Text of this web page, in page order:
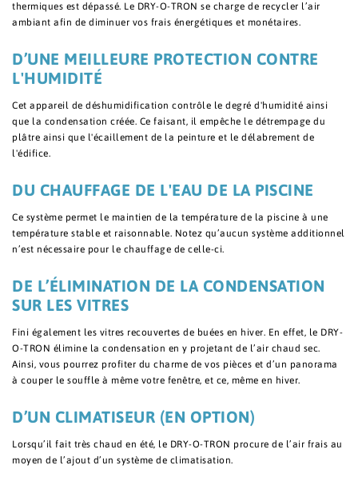
thermiques est dépassé. Le DRY-O-TRON se charge de recycler l’air
ambiant afin de diminuer vos frais énergétiques et monétaires.
D’UNE MEILLEURE PROTECTION CONTRE
L'HUMIDITÉ
Cet appareil de déshumidification contrôle le degré d'humidité ainsi
que la condensation créée. Ce faisant, il empêche le détrempage du
plâtre ainsi que l'écaillement de la peinture et le délabrement de
l'édifice.
DU CHAUFFAGE DE L'EAU DE LA PISCINE
Ce système permet le maintien de la température de la piscine à une
température stable et raisonnable. Notez qu’aucun système additionnel
n’est nécessaire pour le chauffage de celle-ci.
DE L’ÉLIMINATION DE LA CONDENSATION
SUR LES VITRES
Fini également les vitres recouvertes de buées en hiver. En effet, le DRY-
O-TRON élimine la condensation en y projetant de l’air chaud sec.
Ainsi, vous pourrez profiter du charme de vos pièces et d’un panorama
à couper le souffle à même votre fenêtre, et ce, même en hiver.
D’UN CLIMATISEUR (EN OPTION)
Lorsqu’il fait très chaud en été, le DRY-O-TRON procure de l’air frais au
moyen de l’ajout d’un système de climatisation.